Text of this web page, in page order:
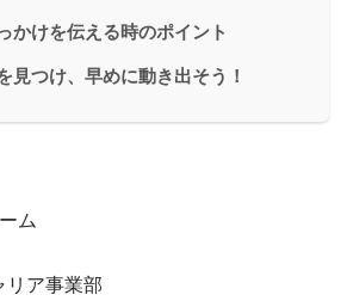
かけを伝える時のポイント
見つけ、早めに動き出そう！
リア事業部